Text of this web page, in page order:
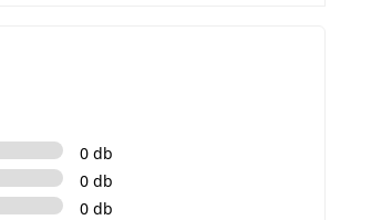
0 db
0 db
0 db